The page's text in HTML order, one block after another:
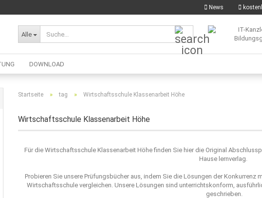
News
Alle
Suche...
DOWNLOAD
Startseite » tag » Wirtschaftsschule Klassenarbeit Höhe
Wirtschaftsschule Klassenarbeit Höhe
Für die Wirtschaftsschule Klassenarbeit Höhe finden Sie hier die Original
Hause lernverlag.
Probieren Sie unsere Prüfungsbücher aus, indem Sie die Lösungen der
Wirtschaftsschule vergleichen. Unsere Lösungen sind unterrichtskonform,
geschrieben.